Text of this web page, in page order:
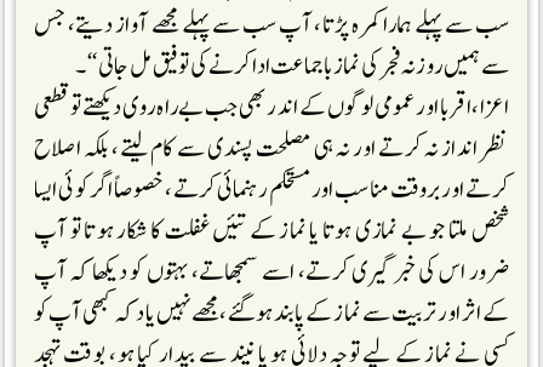
سب سے پہلے ہمارا کمر ہ پڑتا، آپ سب سے پہلے مجھے آواز دیتے، جس
سے ہمیں روزنہ فجر کی نماز باجماعت ادا کرنے کی توفیق مل جاتی‘‘۔
اعزا،اقربا اور عمومی لوگوں کے اندر بھی جب بے راہ روی دیکھتے تو قطعی
نظر انداز نہ کرتے اور نہ ہی مصلحت پسندی سے کام لیتے، بلکہ اصلاح
کرتے اور بروقت مناسب اور مستحکم رہنمائی کرتے، خصوصاً اگر کوئی ایسا
شخص ملتا جو بے نمازی ہوتا یا نماز کے تئیں غفلت کا شکار ہوتا تو آپ
ضرور اس کی خبر گیری کرتے، اسے سمجھاتے، بہتوں کو دیکھا کہ آپ
کے اثر اور تربیت سے نماز کے پابند ہوگئے،مجھے نہیں یاد کہ کبھی آپ کو
کسی نے نماز کے لیے توجہ دلائی ہو یا نیند سے بیدار کیا ہو، بوقت تہجد